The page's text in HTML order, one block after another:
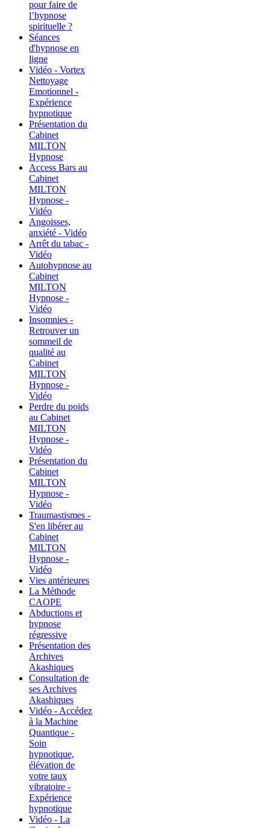
pour faire de
l’hypnose
spirituelle ?
Séances
d'hypnose en
ligne
Vidéo - Vortex
Nettoyage
Emotionnel -
Expérience
hypnotique
Présentation du
Cabinet
MILTON
Hypnose
Access Bars au
Cabinet
MILTON
Hypnose -
Vidéo
Angoisses,
anxiété - Vidéo
Arrêt du tabac -
Vidéo
Autohypnose au
Cabinet
MILTON
Hypnose -
Vidéo
Insomnies -
Retrouver un
sommeil de
qualité au
Cabinet
MILTON
Hypnose -
Vidéo
Perdre du poids
au Cabinet
MILTON
Hypnose -
Vidéo
Présentation du
Cabinet
MILTON
Hypnose -
Vidéo
Traumastismes -
S'en libérer au
Cabinet
MILTON
Hypnose -
Vidéo
Vies antérieures
La Méthode
CAOPE
Abductions et
hypnose
régressive
Présentation des
Archives
Akashiques
Consultation de
ses Archives
Akashiques
Vidéo - Accédez
à la Machine
Quantique -
Soin
hypnotique,
élévation de
votre taux
vibratoire -
Expérience
hypnotique
Vidéo - La